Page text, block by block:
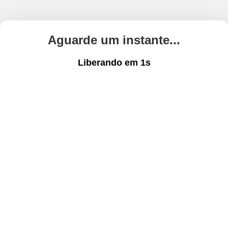
Aguarde um instante...
Liberando em 1s